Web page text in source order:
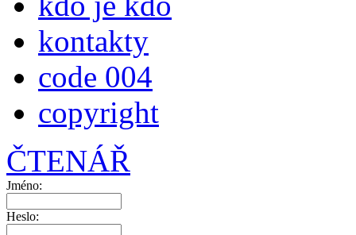
kontakty
code 004
copyright
ČTENÁŘ
Jméno:
Heslo: